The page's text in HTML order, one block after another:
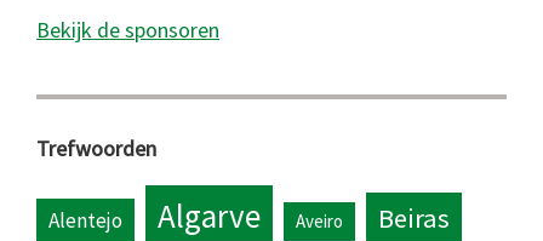
Bekijk de sponsoren
Trefwoorden
Alentejo Algarve Aveiro Beiras